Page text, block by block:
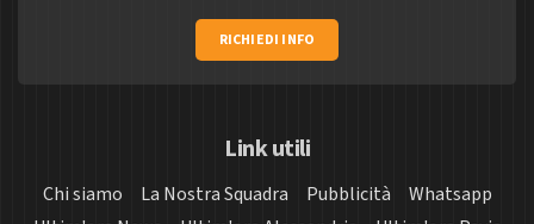
RICHIEDI INFO
Link utili
Chi siamo La Nostra Squadra Pubblicità
Whatsapp